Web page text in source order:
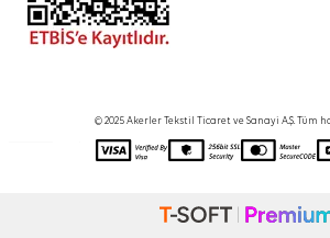
© 2025 Akerler Tekstil Ticaret ve Sanayi A.Ş. Tüm